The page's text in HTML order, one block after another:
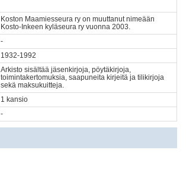
Koston Maamiesseura ry on muuttanut nimeään
Kosto-Inkeen kyläseura ry vuonna 2003.
-
1932-1992
Arkisto sisältää jäsenkirjoja, pöytäkirjoja,
toimintakertomuksia, saapuneita kirjeitä ja tilikirjoja
sekä maksukuitteja.
1 kansio
-